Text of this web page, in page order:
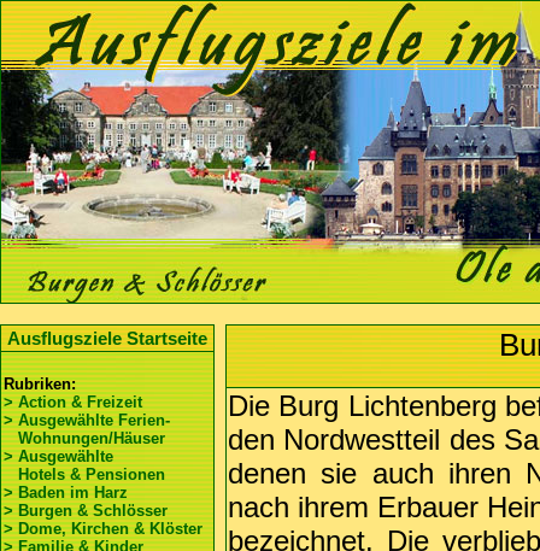
Ausflugsziele Startseite
Rubriken:
> Action & Freizeit
> Ausgewählte Ferien-
Wohnungen/Häuser
> Ausgewählte
Hotels & Pensionen
> Baden im Harz
> Burgen & Schlösser
> Dome, Kirchen & Klöster
> Familie & Kinder
Die Burg Lichtenberg
den Nordwestteil des
denen sie auch ihren
nach ihrem Erbauer
bezeichnet. Die